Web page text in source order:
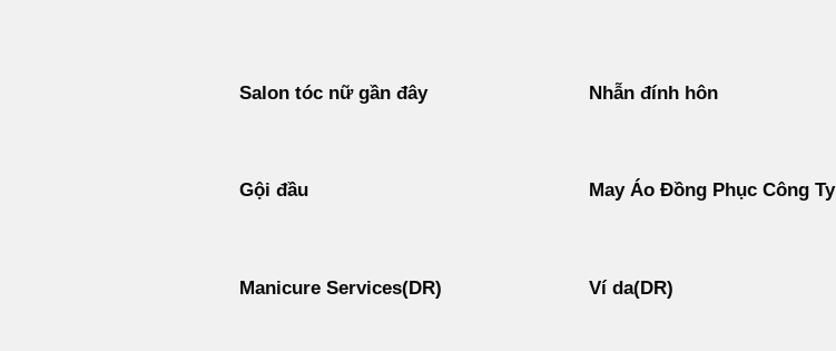
Salon tóc nữ gần đây Nhẫn đính hôn
Gội đầu May Áo Đồng Phục Công Ty
Manicure Services(DR) Ví da(DR)